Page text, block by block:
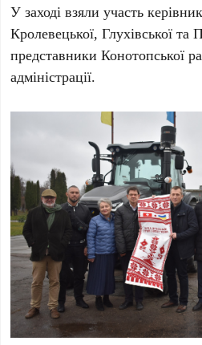
У заході взяли участь
Кролевецької, Глухівської та
представники Конотопської
адміністрації.